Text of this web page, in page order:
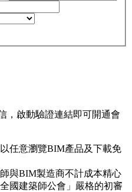
，啟動驗證連結即可開通會
任意瀏覽BIM產品及下載免
與BIM製造商不計成本精心
國建築師公會」嚴格的初審